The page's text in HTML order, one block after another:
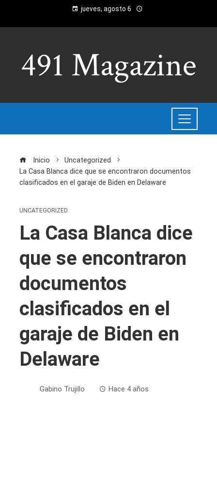
jueves, agosto 6
Inicio
Uncategorized
La Casa Blanca dice que se encontraron documentos
clasificados en el garaje de Biden en Delaware
UNCATEGORIZED
La Casa Blanca dice
que se encontraron
documentos
clasificados en el
garaje de Biden en
Delaware
Gabino Trujillo Hace 4 años